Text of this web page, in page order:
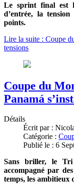
Le sprint final est
d’entrée, la
points.
Lire la suite : Coupe
tensions
Coupe du
Panamá
Détails
Écrit par :
Catégorie :
Publié le : 6
Sans briller, le Tri
accompagné par
temps, les ambitieux